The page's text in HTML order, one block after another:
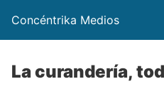
Concéntrika Medios
La curandería,